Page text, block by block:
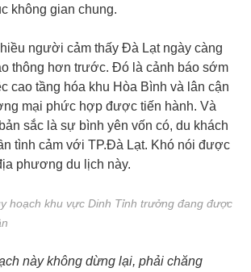
không gian chung.
người cảm thấy Đà Lạt ngày càng
thông hơn trước. Đó là cảnh báo sớm
cao tầng hóa khu Hòa Bình và lân cận
mại phức hợp được tiến hành. Và
sắc là sự bình yên vốn có, du khách
tình cảm với TP.Đà Lạt. Khó nói được
phương du lịch này.
hoạch khu vực Dinh Tỉnh trưởng đang được
này không dừng lại, phải chăng